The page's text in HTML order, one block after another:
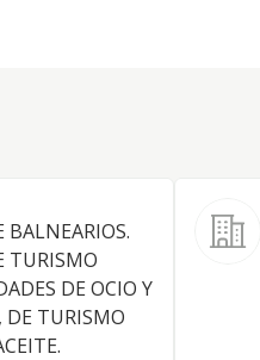
BALNEARIOS.
TURISMO
DE OCIO Y
DE TURISMO